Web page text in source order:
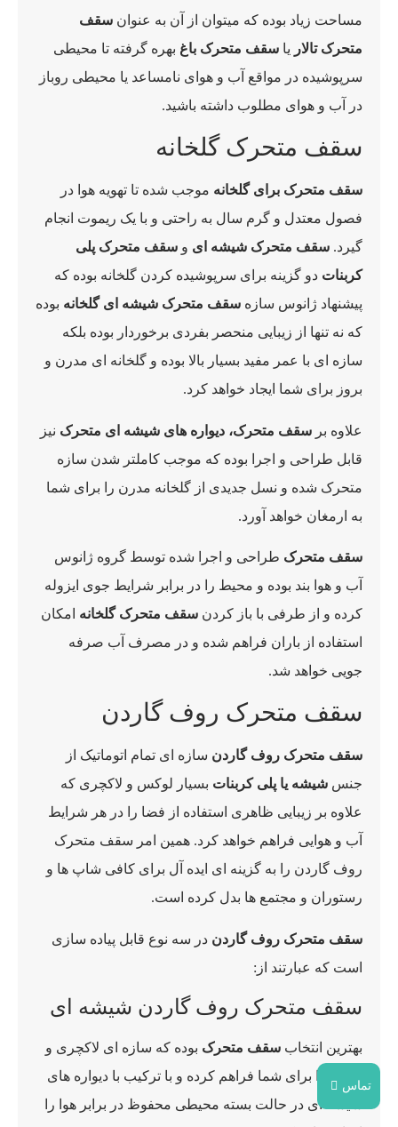
مساحت زیاد بوده که میتوان از آن به عنوان سقف
متحرک تالار یا سقف متحرک باغ بهره گرفته تا محیطی
سرپوشیده در مواقع آب و هوای نامساعد یا محیطی روباز
در آب و هوای مطلوب داشته باشید.
سقف متحرک گلخانه
سقف متحرک برای گلخانه موجب شده تا تهویه هوا در
فصول معتدل و گرم سال به راحتی و با یک ریموت انجام
گیرد. سقف متحرک شیشه ای و سقف متحرک پلی
کربنات دو گزینه برای سرپوشیده کردن گلخانه بوده که
پیشنهاد ژانوس سازه سقف متحرک شیشه ای گلخانه بوده
که نه تنها از زیبایی منحصر بفردی برخوردار بوده بلکه
سازه ای با عمر مفید بسیار بالا بوده و گلخانه ای مدرن و
بروز برای شما ایجاد خواهد کرد.
علاوه بر سقف متحرک، دیواره های شیشه ای متحرک نیز
قابل طراحی و اجرا بوده که موجب کاملتر شدن سازه
متحرک شده و نسل جدیدی از گلخانه مدرن را برای شما
به ارمغان خواهد آورد.
سقف متحرک طراحی و اجرا شده توسط گروه ژانوس
آب و هوا بند بوده و محیط را در برابر شرایط جوی ایزوله
کرده و از طرفی با باز کردن سقف متحرک گلخانه امکان
استفاده از باران فراهم شده و در مصرف آب صرفه
جویی خواهد شد.
سقف متحرک روف گاردن
سقف متحرک روف گاردن سازه ای تمام اتوماتیک از
جنس شیشه یا پلی کربنات بسیار لوکس و لاکچری که
علاوه بر زیبایی ظاهری استفاده از فضا را در هر شرایط
آب و هوایی فراهم خواهد کرد. همین امر سقف متحرک
روف گاردن را به گزینه ای ایده آل برای کافی شاپ ها و
رستوران و مجتمع ها بدل کرده است.
سقف متحرک روف گاردن در سه نوع قابل پیاده سازی
است که عبارتند از:
سقف متحرک روف گاردن شیشه ای
بهترین انتخاب سقف متحرک بوده که سازه ای لاکچری و
دائمی را برای شما فراهم کرده و با ترکیب با دیواره های
شیشه ای در حالت بسته محیطی محفوظ در برابر هوا را
تماس